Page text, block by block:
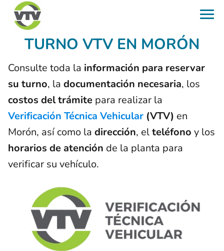
TURNO VTV EN MORÓN
Consulte toda la información para reservar
su turno, la documentación necesaria, los
costos del trámite para realizar la
Verificación Técnica Vehicular (VTV) en
Morón, así como la dirección, elteléfono y los
horarios de atención de la planta para
verificar su vehículo.